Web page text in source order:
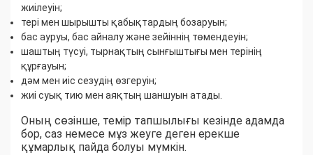
жиілеуін;
тері мен шырышты қабықтардың бозаруын;
бас ауруы, бас айналу және зейіннің төмендеуін;
шаштың түсуі, тырнақтың сынғыштығы мен терінің
құрғауын;
дәм мен иіс сезудің өзгеруін;
жиі суық тию мен аяқтың шаншуын атады.
Оның сөзінше, темір тапшылығы кезінде адамда
бор, саз немесе мұз жеуге деген ерекше
құмарлық пайда болуы мүмкін.